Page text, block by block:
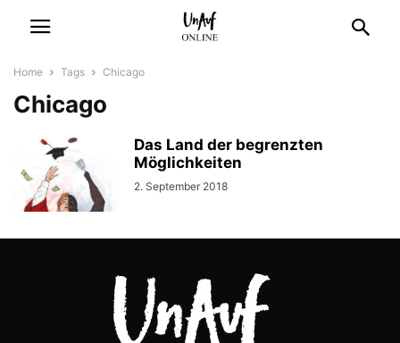
Home Tags Chicago
Chicago
Das Land der begrenzten
Möglichkeiten
2. September 2018